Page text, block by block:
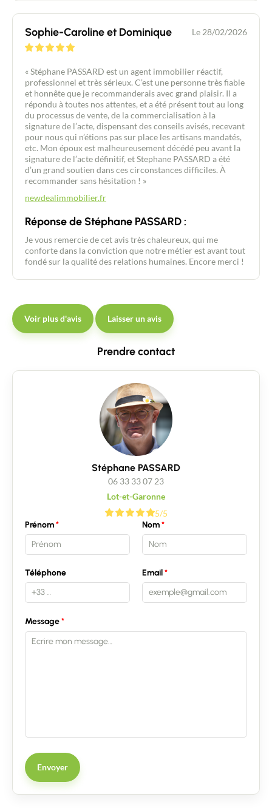
Sophie-Caroline et Dominique Le 28/02/2026
« Stéphane PASSARD est un agent immobilier réactif,
professionnel et très sérieux. C’est une personne très fiable
et honnête que je recommanderais avec grand plaisir. Il a
répondu à toutes nos attentes, et a été présent tout au long
du processus de vente, de la commercialisation à la
signature de l’acte, dispensant des conseils avisés, recevant
pour nous qui n’étions pas sur place les artisans mandatés,
etc. Mon époux est malheureusement décédé peu avant la
signature de l’acte définitif, et Stephane PASSARD a été
d’un grand soutien dans ces circonstances difficiles. À
recommander sans hésitation ! »
newdealimmobilier.fr
Réponse de Stéphane PASSARD :
Je vous remercie de cet avis très chaleureux, qui me
conforte dans la conviction que notre métier est avant tout
fondé sur la qualité des relations humaines. Encore merci !
Voir plus d'avis Laisser un avis
Prendre contact
Stéphane PASSARD
06 33 33 07 23
Lot-et-Garonne
5/5
Prénom
Nom
Téléphone Email
Message
Envoyer